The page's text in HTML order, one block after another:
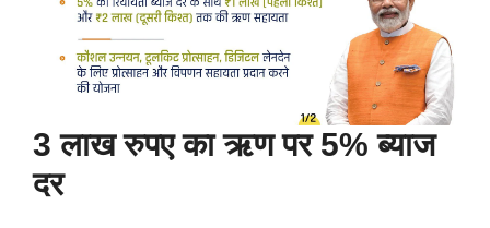
3 लाख रुपए का ऋण पर 5% ब्याज
दर